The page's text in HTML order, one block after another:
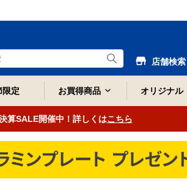
店舗検索
限定 お買得商品 オリジナル
算SALE開催中！詳しくはこちら